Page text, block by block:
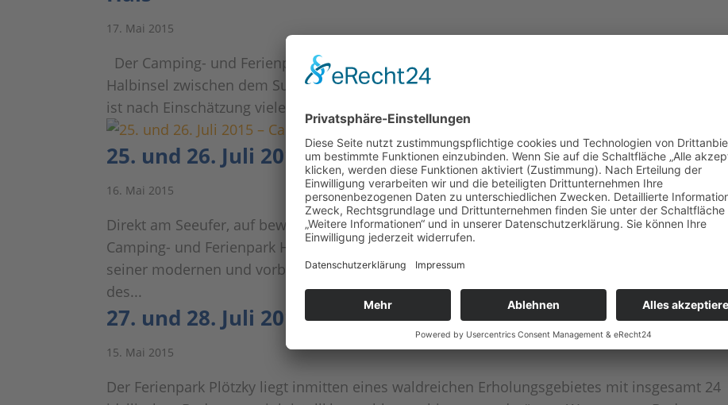
17. Mai 2015
Der Camping- und Ferienpark Wulfener Hals, in Wulfen, Ostsee-Insel Fehmarn, liegt auf einer
Halbinsel zwischen dem Surfrevier des Burger Sees und der freien Ostsee. Der Wulfener Hals
ist nach Einschätzung vieler Gäste einer der schönsten Campingplätze...
25. und 26. Juli 2015 – Camping- und Ferienpark Havelberge
16. Mai 2015
Direkt am Seeufer, auf bewaldetem hügeligen, abgestuft terrassiertem Gelände, liegt der
Camping- und Ferienpark Havelberge. Wegen seiner herrlichen Einbindung in die Landschaft,
seiner modernen und vorbildlichen Ausstattung, der umfassenden Gästebetreuung sowie
des...
27. und 28. Juli 2015 – Ferienpark Plötzky
15. Mai 2015
Der Ferienpark Plötzky liegt inmitten eines waldreichen Erholungsgebietes mit insgesamt 24